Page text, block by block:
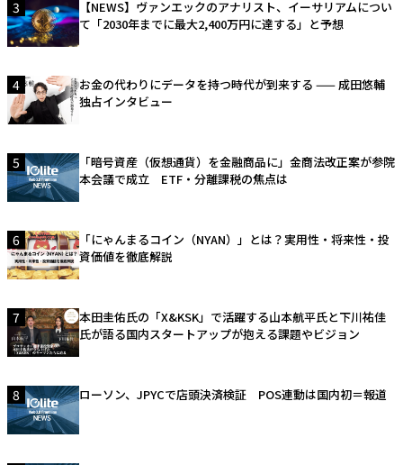
3
【NEWS】ヴァンエックのアナリスト、イーサリアムについ
て「2030年までに最大2,400万円に達する」と予想
4
お金の代わりにデータを持つ時代が到来する —— 成田悠輔
独占インタビュー
5
「暗号資産（仮想通貨）を金融商品に」金商法改正案が参院
本会議で成立 ETF・分離課税の焦点は
6
「にゃんまるコイン（NYAN）」とは？実用性・将来性・投
資価値を徹底解説
7
本田圭佑氏の「X&KSK」で活躍する山本航平氏と下川祐佳
氏が語る国内スタートアップが抱える課題やビジョン
8 ローソン、JPYCで店頭決済検証 POS連動は国内初＝報道